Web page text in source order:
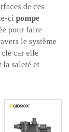
de ces
ci pompe
pour faire
le système
car elle
la saleté et